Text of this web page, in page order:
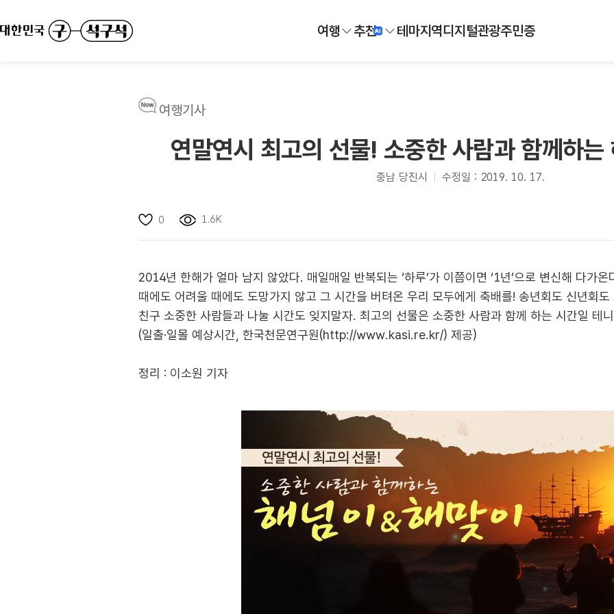
여행 추천 테마지역디지털관광주민증
여행기사
연말연시 최고의 선물! 소중한 사람과 함께하는
충남 당진시 수정일 : 2019. 10. 17.
0 1.6K
2014년 한해가 얼마 남지 않았다. 매일매일 반복되는 ‘하루’가 이쯤이면 ‘1년’으로 변신해 다가
때에도 어려울 때에도 도망가지 않고 그 시간을 버텨온 우리 모두에게 축배를! 송년회도 신년회
친구 소중한 사람들과 나눌 시간도 잊지말자. 최고의 선물은 소중한 사람과 함께 하는 시간일 테
(일출․일몰 예상시간, 한국천문연구원(http://www.kasi.re.kr/) 제공)
정리 : 이소원 기자